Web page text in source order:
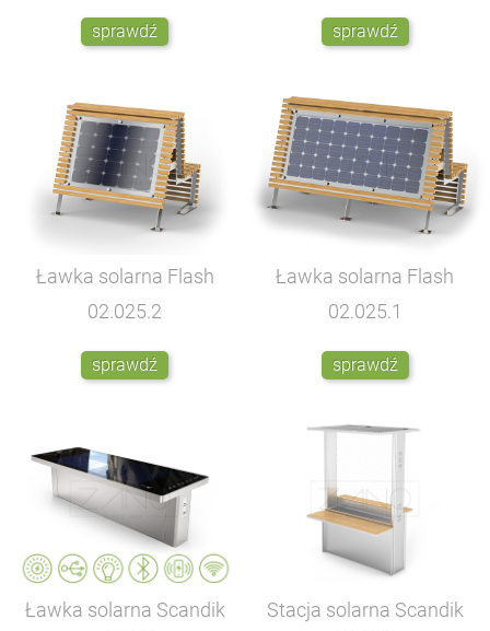
sprawdź sprawdź
Ławka solarna Flash
02.025.2
sprawdź
Ławka solarna Flash
02.025.1
sprawdź
Ławka solarna Scandik
Stacja solarna Scandik